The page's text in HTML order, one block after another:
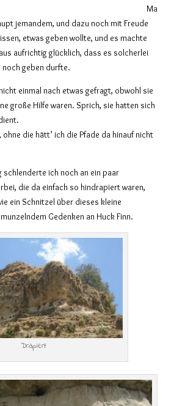
Ma
jemandem, und dazu noch mit Freude
etwas geben wollte, und es machte
aufrichtig glücklich, dass es solcherlei
noch geben durfte.
einmal nach etwas gefragt, obwohl sie
große Hilfe waren. Sprich, sie hatten sich
die hätt’ ich die Pfade da hinauf nicht
schlenderte ich noch an ein paar
die da einfach so hindrapiert waren,
ein Schnitzel über dieses kleine
Gedenken an Huck Finn.
Drapiert